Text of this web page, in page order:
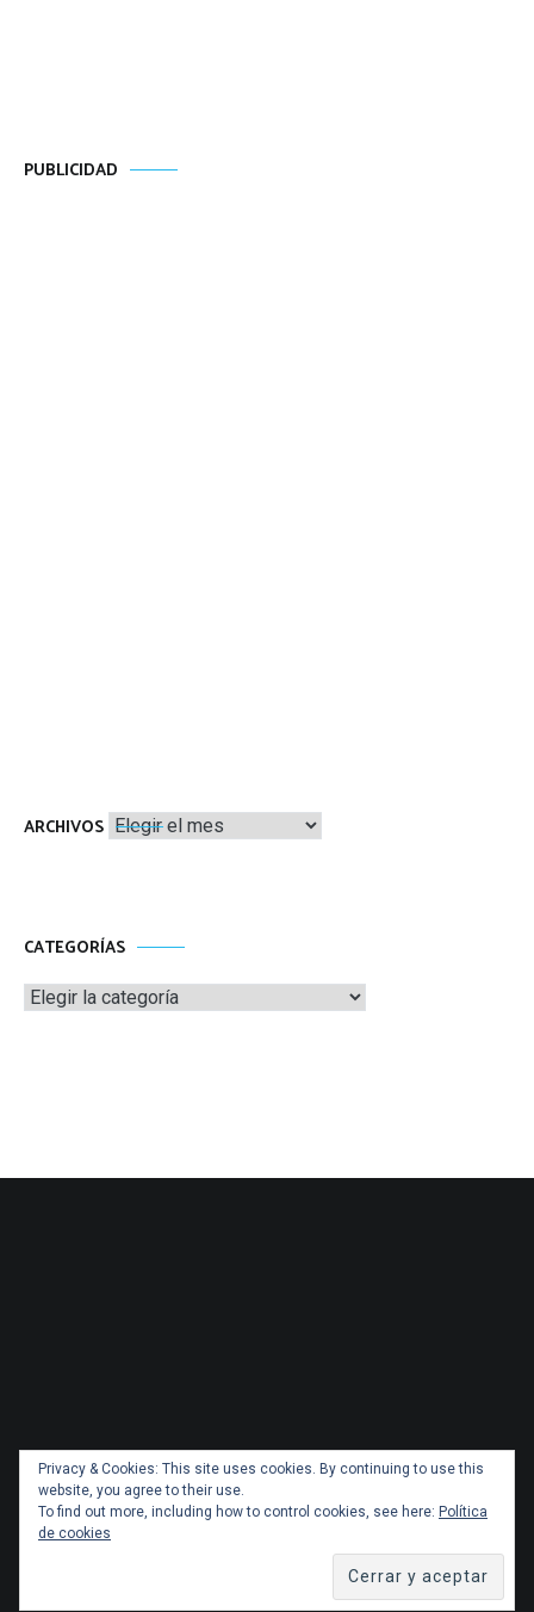
PUBLICIDAD
ARCHIVOS Archivos
CATEGORÍAS
Categorías
Copyright 2026 Administracionytransportes.cl Todos los
. Orgullosamente
Privacy & Cookies: This site uses cookies. By continuing to use this
website, you agree to their use.
To find out more, including how to control cookies, see here: Política
de cookies